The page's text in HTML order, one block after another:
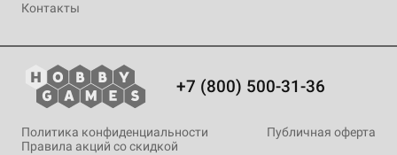
Контакты
+7 (800) 500-31-36
Политика конфиденциальности
Публичная оферта
Правила акций со скидкой